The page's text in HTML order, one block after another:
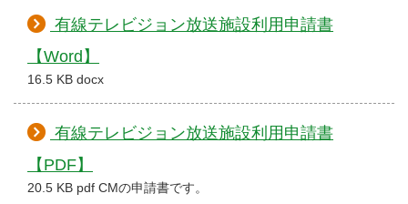
有線テレビジョン放送施設利用申請書
【Word】
16.5 KB docx
有線テレビジョン放送施設利用申請書
【PDF】
20.5 KB pdf CMの申請書です。